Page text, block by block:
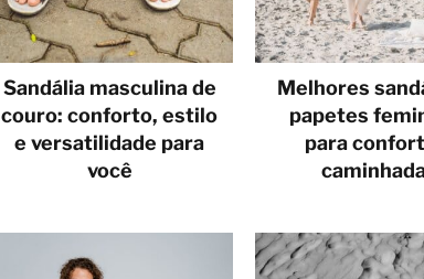
Sandália masculina de
couro: conforto, estilo
e versatilidade para
você
Melhores
papetes
para